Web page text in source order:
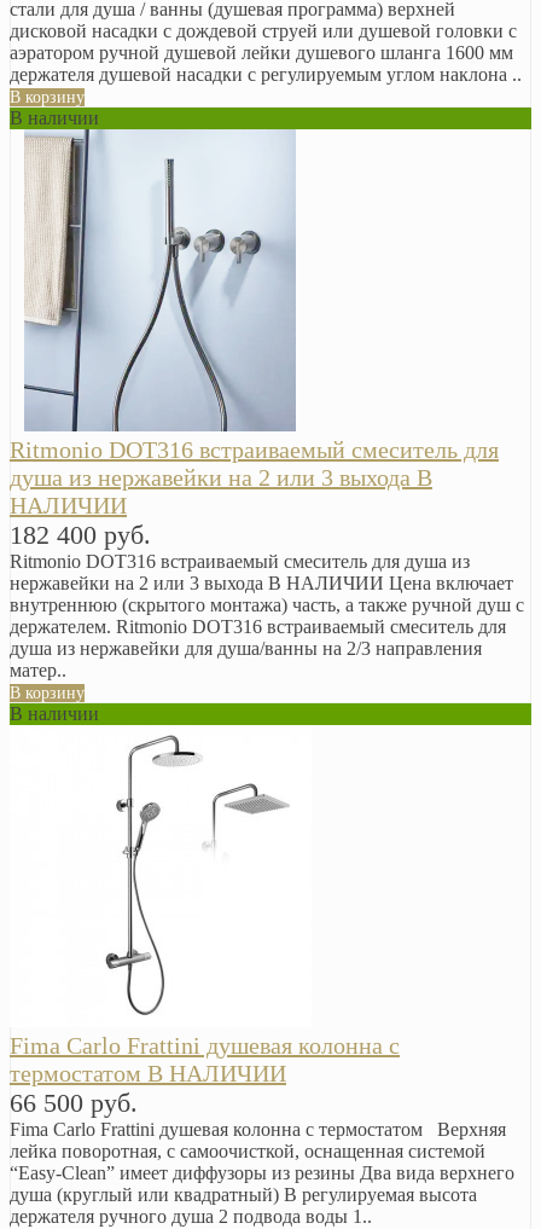
стали для душа / ванны (душевая программа) верхней
дисковой насадки с дождевой струей или душевой головки с
аэратором ручной душевой лейки душевого шланга 1600 мм
держателя душевой насадки с регулируемым углом наклона ..
В корзину
В наличии
Ritmonio DOT316 встраиваемый смеситель для
душа из нержавейки на 2 или 3 выхода В
НАЛИЧИИ
182 400 руб.
Ritmonio DOT316 встраиваемый смеситель для душа из
нержавейки на 2 или 3 выхода В НАЛИЧИИ Цена включает
внутреннюю (скрытого монтажа) часть, а также ручной душ с
держателем. Ritmonio DOT316 встраиваемый смеситель для
душа из нержавейки для душа/ванны на 2/3 направления
матер..
В корзину
В наличии
Fima Carlo Frattini душевая колонна с
термостатом В НАЛИЧИИ
66 500 руб.
Fima Carlo Frattini душевая колонна с термостатом Верхняя
лейка поворотная, с самоочисткой, оснащенная системой
“Easy-Clean” имеет диффузоры из резины Два вида верхнего
душа (круглый или квадратный) В регулируемая высота
держателя ручного душа 2 подвода воды 1..